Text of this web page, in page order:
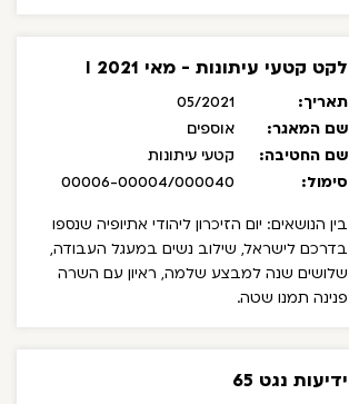
לקט קטעי עיתונות - מאי 2021 I
תאריך:
05/2021
שם המאגר:
אוספים
שם החטיבה:
קטעי עיתונות
סימול:
00006-00004/000040
בין הנושאים: יום הזיכרון ליהודי אתיופיה שנספו
בדרכם לישראל, שילוב נשים במעגל העבודה,
שלושים שנה למבצע שלמה, ראיון עם השרה
פנינה תמנו שטה.
ידיעות נגט 65